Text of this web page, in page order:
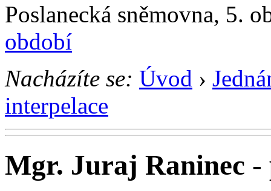
Poslanecká sněmovna, 5.
období
Nacházíte se: Úvod ›
interpelace
Mgr. Juraj Raninec -